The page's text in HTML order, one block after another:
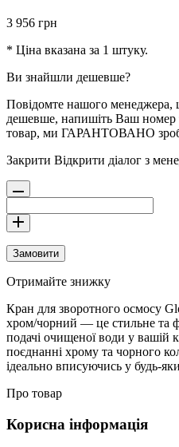
3 956 грн
* Ціна вказана за 1 штуку.
Ви знайшли дешевше?
Повідомте нашого
дешевше, напишіть Ваш номер
товар, ми ГАРАНТОВАНО
Закрити Відкрити діалог з
Замовити
Отримайте знижку
Кран для зворотного осмосу
хром/чорний — це стильне та
подачі очищеної води у вашій
поєднанні хрому та чорного
ідеально вписуючись у будь-
Про товар
Корисна інформація